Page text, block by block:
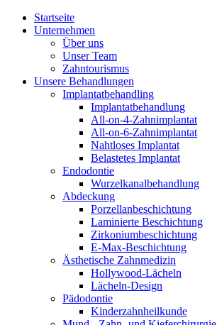
Startseite
Unternehmen
Über uns
Unser Team
Zahntourismus
Unsere Behandlungen
Implantatbehandling
Implantatbehandlung
All-on-4-Zahnimplantat
All-on-6-Zahnimplantat
Nahtloses Implantat
Belastetes Implantat
Endodontie
Wurzelkanalbehandlung
Abdeckung
Porzellanbeschichtung
Laminierte Beschichtung
Zirkoniumbeschichtung
E-Max-Beschichtung
Ästhetische Zahnmedizin
Hollywood-Lächeln
Lächeln-Design
Pädodontie
Kinderzahnheilkunde